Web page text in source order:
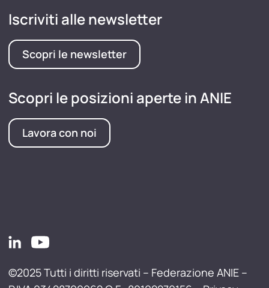
Iscriviti alle newsletter
Scopri le newsletter
Scopri le posizioni aperte in ANIE
Lavora con noi
©2025 Tutti i diritti riservati – Federazione ANIE –